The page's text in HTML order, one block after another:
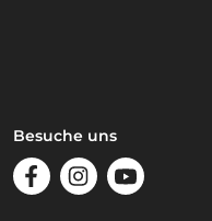
Besuche uns